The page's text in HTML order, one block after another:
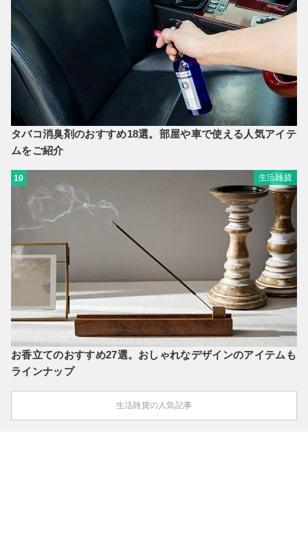
タバコ消臭剤のおすすめ18選。部屋や車で使える人気アイテ
ムをご紹介
10 生活雑貨
お香立てのおすすめ27選。おしゃれなデザインのアイテムも
ラインナップ
生活雑貨の人気記事